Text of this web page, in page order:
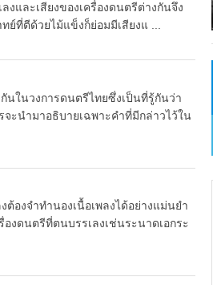
ละเสียงของเครื่องดนตรีต่างกันจึง
ที่ตีด้วยไม้แข็งก็ย่อมมีเสียงแ ...
นวงการดนตรีไทยซึ่งเป็นที่รู้กันว่า
จะนำมาอธิบายเฉพาะคำที่มีกล่าวไว้ใน
งจำทำนองเนื้อเพลงได้อย่างแม่นยำ
งดนตรีที่ตนบรรเลงเช่นระนาดเอกระ